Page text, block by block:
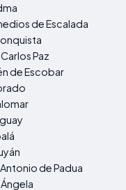
de Escalada
Paz
de Escobar
de Padua
Ángela